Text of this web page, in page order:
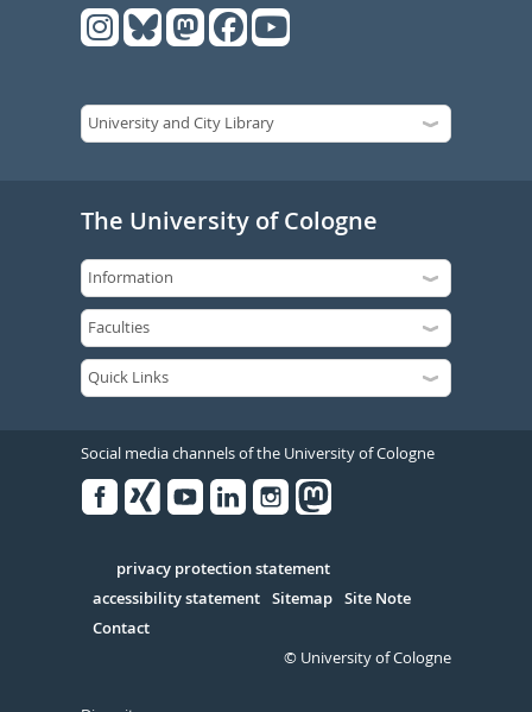
The University of Cologne
Social media channels of the University of Cologne
Serivce
privacy protection statement
accessibility statement Sitemap Site Note
Contact
© University of Cologne